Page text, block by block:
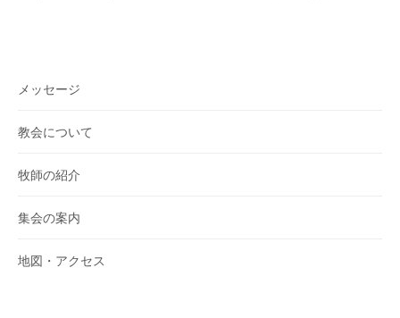
メッセージ
教会について
牧師の紹介
集会の案内
地図・アクセス